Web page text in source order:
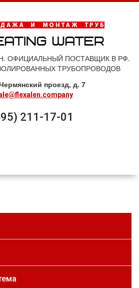
ОФИЦИАЛЬНЫЙ ПОСТАВЩИК В РФ.
ТРУБОПРОВОДОВ
проезд, д. 7
211-17-01